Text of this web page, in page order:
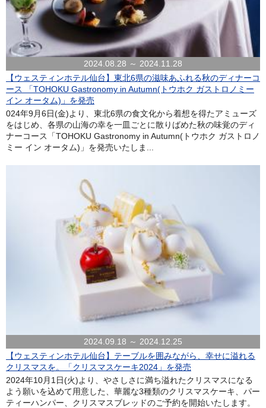
2024.08.28 ～ 2024.11.28
【ウェスティンホテル仙台】東北6県の滋味あふれる秋のディナーコ
ース 「TOHOKU Gastronomy in Autumn(トウホク ガストロノミー
イン オータム)」を発売
024年9月6日(金)より、東北6県の食文化から着想を得たアミューズ
をはじめ、各県の山海の幸を一皿ごとに散りばめた秋の味覚のディ
ナーコース「TOHOKU Gastronomy in Autumn(トウホク ガストロノ
ミー イン オータム)」を発売いたしま...
2024.09.18 ～ 2024.12.25
【ウェスティンホテル仙台】テーブルを囲みながら、幸せに溢れる
クリスマスを。「クリスマスケーキ2024」を発売
2024年10月1日(火)より、やさしさに満ち溢れたクリスマスになる
よう願いを込めて用意した、華麗な3種類のクリスマスケーキ、パー
ティーハンパー、クリスマスブレッドのご予約を開始いたします。